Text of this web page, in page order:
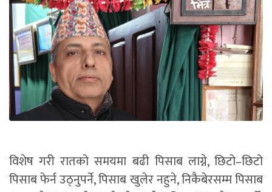
विशेष गरी रातको समयमा बढी पिसाब लाग्ने, छिटो–छिटो
पिसाब फेर्न उठ्नुपर्ने, पिसाब खुलेर नहुने, निकैबेरसम्म पिसाब